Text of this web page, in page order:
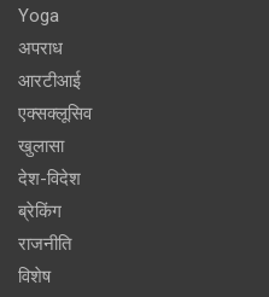
Yoga
अपराध
आरटीआई
एक्सक्लूसिव
खुलासा
देश-विदेश
ब्रेकिंग
राजनीति
विशेष